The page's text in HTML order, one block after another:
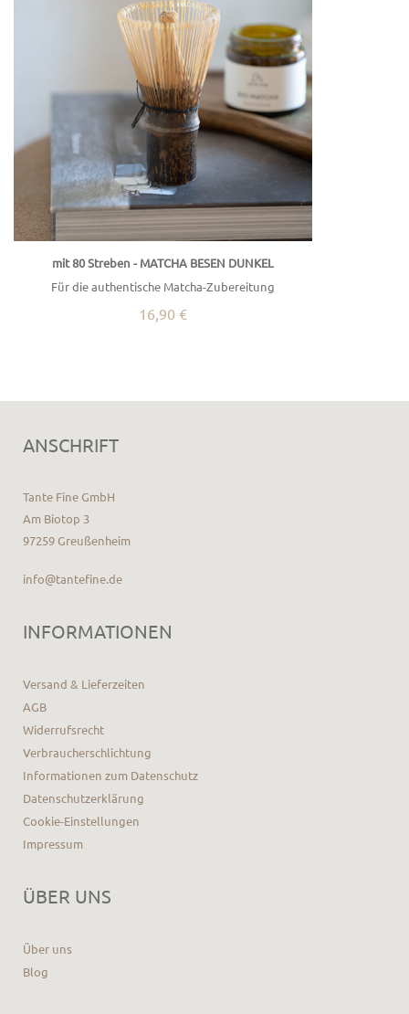
mit 80 Streben - MATCHA BESEN DUNKEL
Für die authentische Matcha-Zubereitung
16,90 €
ANSCHRIFT
Tante Fine GmbH
Am Biotop 3
97259 Greußenheim
info@tantefine.de
INFORMATIONEN
Versand & Lieferzeiten
AGB
Widerrufsrecht
Verbraucherschlichtung
Informationen zum Datenschutz
Datenschutzerklärung
Cookie-Einstellungen
Impressum
ÜBER UNS
Über uns
Blog